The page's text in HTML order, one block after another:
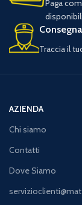
Paga
Traccia il
AZIENDA
Chi siamo
Contatti
Dove Siamo